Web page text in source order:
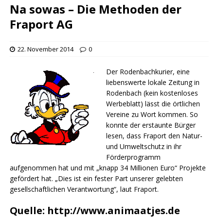
Na sowas – Die Methoden der
Fraport AG
22. November 2014 0
Der Rodenbachkurier, eine
liebenswerte lokale Zeitung in
Rodenbach (kein kostenloses
Werbeblatt) lässt die örtlichen
Vereine zu Wort kommen. So
konnte der erstaunte Bürger
lesen, dass Fraport den Natur-
und Umweltschutz in ihr
Förderprogramm
aufgenommen hat und mit „knapp 34 Millionen Euro“ Projekte
gefördert hat. „Dies ist ein fester Part unserer gelebten
gesellschaftlichen Verantwortung“, laut Fraport.
Quelle: http://www.animaatjes.de